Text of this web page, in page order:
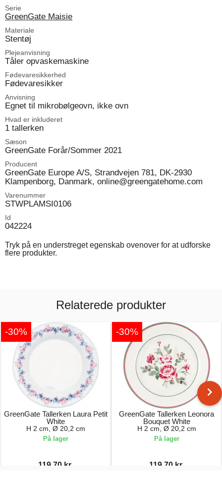
Serie
GreenGate Maisie
Materiale
Stentøj
Plejeanvisning
Tåler opvaskemaskine
Fødevaresikkerhed
Fødevaresikker
Anvisning
Egnet til mikrobølgeovn, ikke ovn
Hvad er inkluderet
1 tallerken
Sæson
GreenGate Forår/Sommer 2021
Producent
GreenGate Europe A/S, Strandvejen 781, DK-2930
Klampenborg, Danmark, online@greengatehome.com
Varenummer
STWPLAMSI0106
Id
042224
Tryk på en understreget egenskab ovenover for at udforske
flere produkter.
Relaterede produkter
-30%
GreenGate Tallerken Laura Petit
White
H 2 cm, Ø 20,2 cm
På lager
119,70 kr.
-30%
GreenGate Tallerken Leonora
Bouquet White
H 2 cm, Ø 20,2 cm
På lager
119,70 kr.